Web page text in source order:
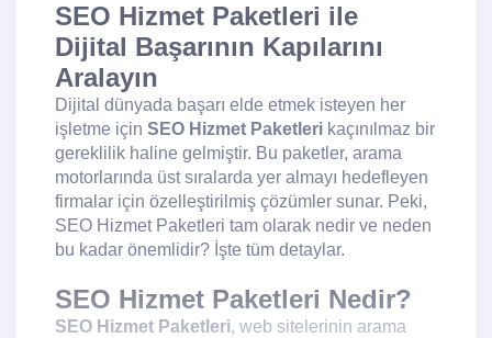
SEO Hizmet Paketleri ile
Dijital Başarının Kapılarını
Aralayın
Dijital dünyada başarı elde etmek isteyen her
işletme için SEO Hizmet Paketleri kaçınılmaz bir
gereklilik haline gelmiştir. Bu paketler, arama
motorlarında üst sıralarda yer almayı hedefleyen
firmalar için özelleştirilmiş çözümler sunar. Peki,
SEO Hizmet Paketleri tam olarak nedir ve neden
bu kadar önemlidir? İşte tüm detaylar.
SEO Hizmet Paketleri Nedir?
SEO Hizmet Paketleri, web sitelerinin arama